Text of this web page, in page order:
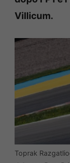
Villicum.
Toprak